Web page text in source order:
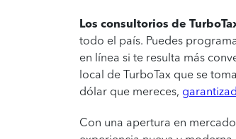
Los consultorios de
todo el país. Puedes
en línea si te resulta más
local de TurboTax que se
dólar que mereces,
Con una apertura en